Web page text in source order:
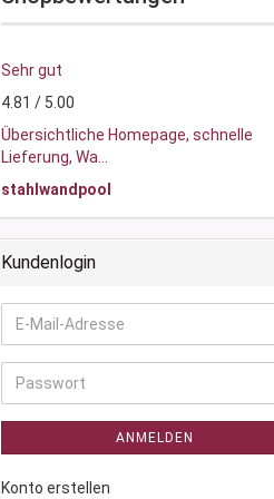
Dose Bambus & Walnut
Dose Neville
Dose Saba
Sehr gut
4.81 / 5.00
Übersichtliche Homepage, schnelle
Lieferung, Wa...
stahlwandpool
Kundenlogin
E-
Mail-
Adresse
Passwort
ANMELDEN
Konto erstellen